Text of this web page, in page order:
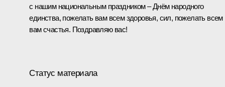
с нашим национальным праздником – Днём народного
единства, пожелать вам всем здоровья, сил, пожелать всем
вам счастья. Поздравляю вас!
Статус материала